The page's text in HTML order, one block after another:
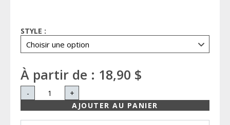
STYLE :
À partir de : 18,90 $
-
+
AJOUTER AU PANIER